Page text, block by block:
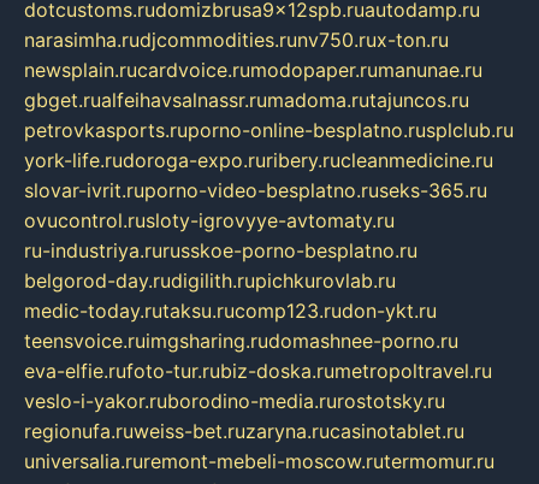
dotcustoms.rudomizbrusa9x12spb.ruautodamp.ru
narasimha.rudjcommodities.runv750.rux-ton.ru
newsplain.rucardvoice.rumodopaper.rumanunae.ru
gbget.rualfeihavsalnassr.rumadoma.rutajuncos.ru
petrovkasports.ruporno-online-besplatno.rusplclub.ru
york-life.rudoroga-expo.ruribery.rucleanmedicine.ru
slovar-ivrit.ruporno-video-besplatno.ruseks-365.ru
ovucontrol.rusloty-igrovyye-avtomaty.ru
ru-industriya.rurusskoe-porno-besplatno.ru
belgorod-day.rudigilith.rupichkurovlab.ru
medic-today.rutaksu.rucomp123.rudon-ykt.ru
teensvoice.ruimgsharing.rudomashnee-porno.ru
eva-elfie.rufoto-tur.rubiz-doska.rumetropoltravel.ru
veslo-i-yakor.ruborodino-media.rurostotsky.ru
regionufa.ruweiss-bet.ruzaryna.rucasinotablet.ru
universalia.ruremont-mebeli-moscow.rutermomur.ru